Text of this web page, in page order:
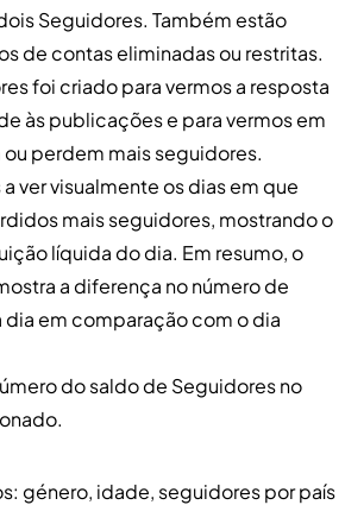
Seguidores. Também estão
de contas eliminadas ou restritas.
foi criado para vermos a resposta
às publicações e para vermos em
perdem mais seguidores.
ver visualmente os dias em que
mais seguidores, mostrando o
líquida do dia. Em resumo, o
a diferença no número de
em comparação com o dia
do saldo de Seguidores no
género, idade, seguidores por país